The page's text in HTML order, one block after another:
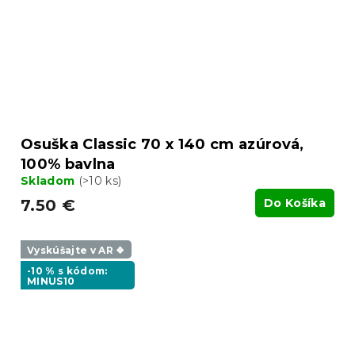
Osuška Classic 70 x 140 cm azúrová,
100% bavlna
Skladom (>10 ks)
7.50 € Do Košíka
Vyskúšajte v AR ❖
-10 % s kódom:
MINUS10